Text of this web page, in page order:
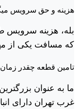
هزینه و حق سرویس
بله، هزینه
که مسافت یکی از
تامین قطعه چقدر زمان
ما به عنوان
غرب تهران دارای